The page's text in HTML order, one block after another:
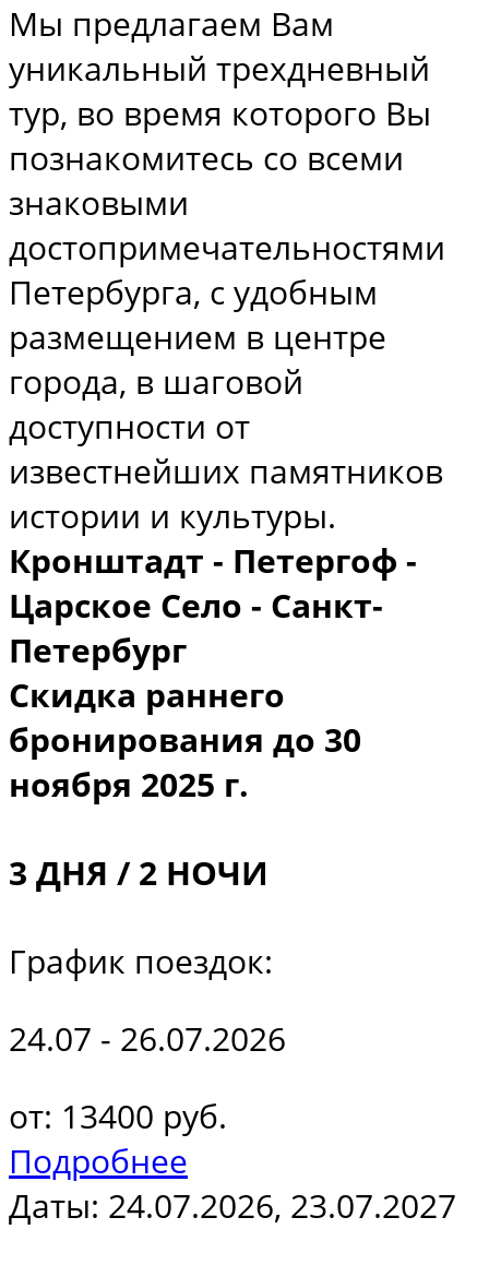
Мы предлагаем Вам
уникальный трехдневный
тур, во время которого Вы
познакомитесь со всеми
знаковыми
достопримечательностями
Петербурга, с удобным
размещением в центре
города, в шаговой
доступности от
известнейших памятников
истории и культуры.
Кронштадт - Петергоф -
Царское Село - Санкт-
Петербург
Скидка раннего
бронирования до 30
ноября 2025 г.
3 ДНЯ / 2 НОЧИ
График поездок:
24.07 - 26.07.2026
от: 13400 руб.
Подробнее
Даты: 24.07.2026, 23.07.2027